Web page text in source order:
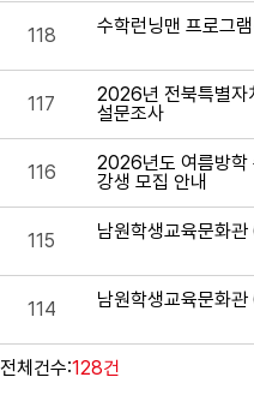
118 수학런닝맨 프로그
117
2026년 전북특별자
설문조사
116
2026년도 여름방학
강생 모집 안내
115 남원학생교육문화
114 남원학생교육문화
전체건수:128건